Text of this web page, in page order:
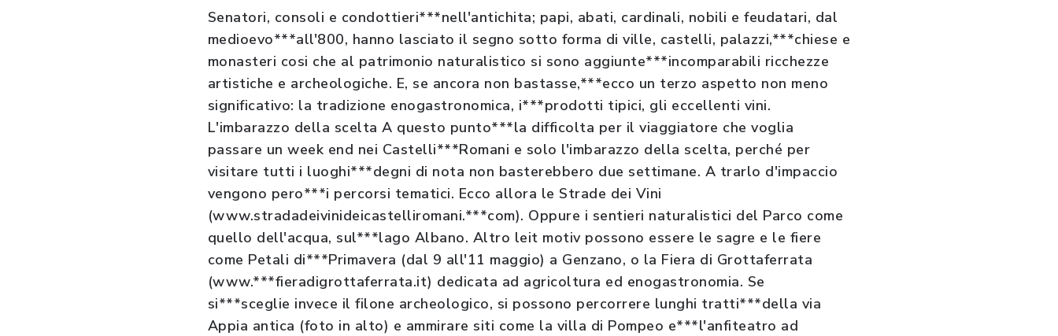
Senatori, consoli e condottieri***nell'antichita; papi, abati, cardinali, nobili e feudatari, dal
medioevo***all'800, hanno lasciato il segno sotto forma di ville, castelli, palazzi,***chiese e
monasteri cosi che al patrimonio naturalistico si sono aggiunte***incomparabili ricchezze
artistiche e archeologiche. E, se ancora non bastasse,***ecco un terzo aspetto non meno
significativo: la tradizione enogastronomica, i***prodotti tipici, gli eccellenti vini.
L'imbarazzo della scelta A questo punto***la difficolta per il viaggiatore che voglia
passare un week end nei Castelli***Romani e solo l'imbarazzo della scelta, perché per
visitare tutti i luoghi***degni di nota non basterebbero due settimane. A trarlo d'impaccio
vengono pero***i percorsi tematici. Ecco allora le Strade dei Vini
(www.stradadeivinideicastelliromani.***com). Oppure i sentieri naturalistici del Parco come
quello dell'acqua, sul***lago Albano. Altro leit motiv possono essere le sagre e le fiere
come Petali di***Primavera (dal 9 all'11 maggio) a Genzano, o la Fiera di Grottaferrata
(www.***fieradigrottaferrata.it) dedicata ad agricoltura ed enogastronomia. Se
si***sceglie invece il filone archeologico, si possono percorrere lunghi tratti***della via
Appia antica (foto in alto) e ammirare siti come la villa di Pompeo e***l'anfiteatro ad